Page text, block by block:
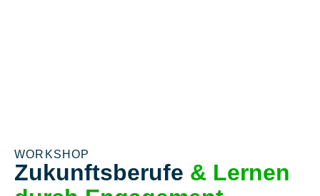
WORKSHOP
Zukunftsberufe & Lernen